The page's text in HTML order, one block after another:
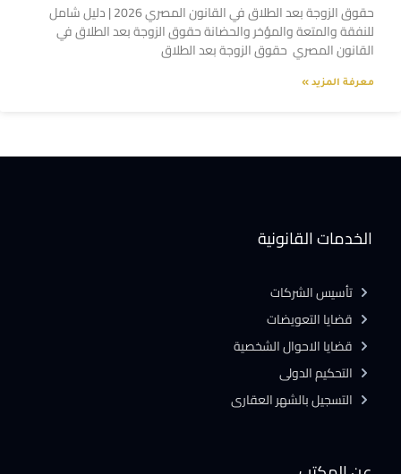
حقوق الزوجة بعد الطلاق في القانون المصري 2026 | دليل شامل
للنفقة والمتعة والمؤخر والحضانة حقوق الزوجة بعد الطلاق في
القانون المصري حقوق الزوجة بعد الطلاق
معرفة المزيد »
الخدمات القانونية
تأسيس الشركات
قضايا التعويضات
قضايا الاحوال الشخصية
التحكيم الدولى
التسجيل بالشهر العقارى